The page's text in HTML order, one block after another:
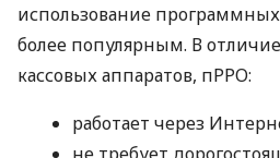
использование
более популярным. В
кассовых аппаратов, пРРО:
работает через